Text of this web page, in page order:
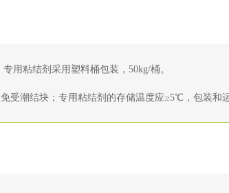
用粘结剂采用塑料桶包装，50kg/桶。
受潮结块；专用粘结剂的存储温度应≥5℃，包装和